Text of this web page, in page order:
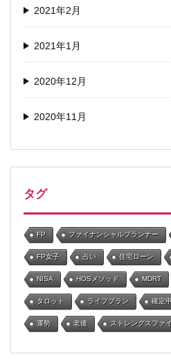
2021年2月
2021年1月
2020年12月
2020年11月
タグ
FP ファイナンシャルプランナー
FP女子 占い 住宅ローン
NISA HOSメソッド MDRT
タロット ライフプラン 確定
運勢 老後 ストレングスファ